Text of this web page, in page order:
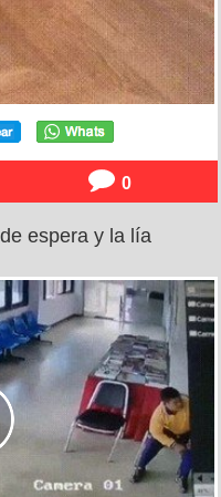
0
espera y la lía